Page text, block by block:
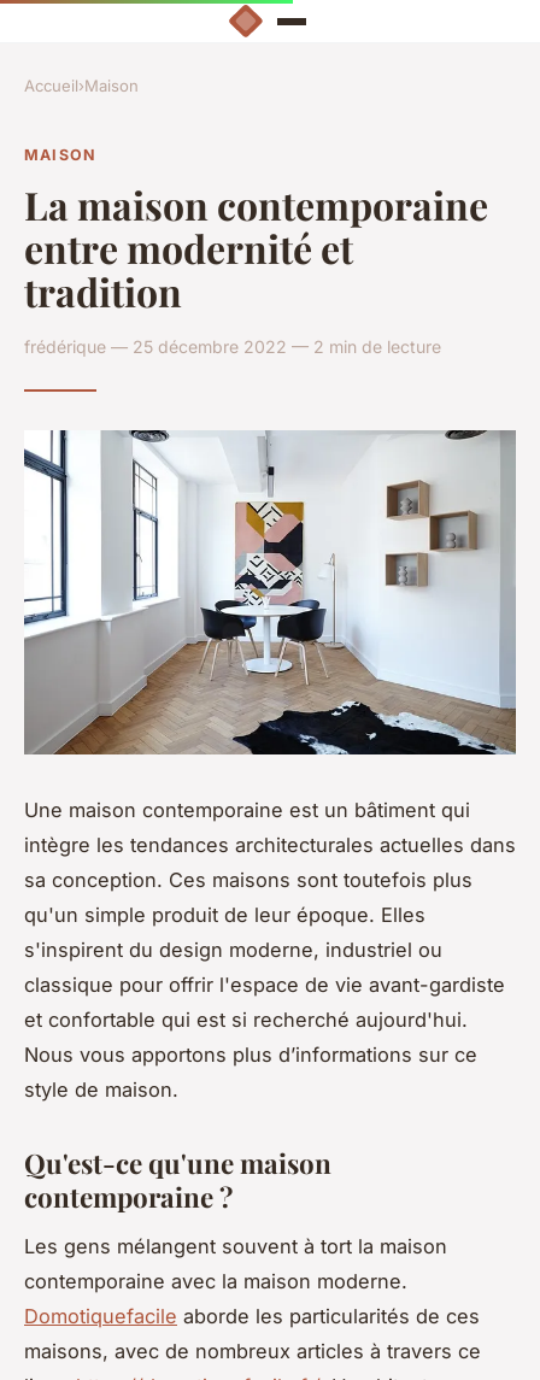
Accueil›Maison
MAISON
La maison contemporaine
entre modernité et
tradition
frédérique — 25 décembre 2022 — 2 min de lecture
Une maison contemporaine est un bâtiment qui
intègre les tendances architecturales actuelles dans
sa conception. Ces maisons sont toutefois plus
qu'un simple produit de leur époque. Elles
s'inspirent du design moderne, industriel ou
classique pour offrir l'espace de vie avant-gardiste
et confortable qui est si recherché aujourd'hui.
Nous vous apportons plus d’informations sur ce
style de maison.
Qu'est-ce qu'une maison
contemporaine ?
Les gens mélangent souvent à tort la maison
contemporaine avec la maison moderne.
Domotiquefacile aborde les particularités de ces
maisons, avec de nombreux articles à travers ce